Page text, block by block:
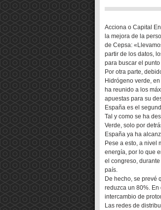
Acciona o Capital
la mejora de la
de Cepsa:
partir de los datos,
para buscar el
Por otra parte,
Hidrógeno verde,
ha reunido a los
apuestas para su
España es el
Tal y como se ha
Verde, solo por
España ya ha
Pese a esto, a nivel
energía, por lo que
el congreso,
país.
De hecho, se prevé
reduzca un 80%.
intercambio de
Las redes de